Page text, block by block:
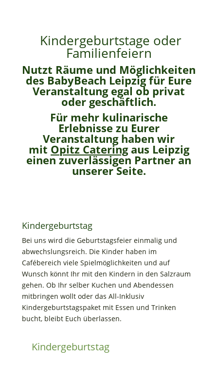
Kindergeburtstage oder
Familienfeiern
Nutzt Räume und Möglichkeiten
des BabyBeach Leipzig für Eure
Veranstaltung egal ob privat
oder geschäftlich.
Für mehr kulinarische
Erlebnisse zu Eurer
Veranstaltung haben wir
mit Opitz Catering aus Leipzig
einen zuverlässigen Partner an
unserer Seite.
Kindergeburtstag
Bei uns wird die Geburtstagsfeier einmalig und
abwechslungsreich. Die Kinder haben im
Cafébereich viele Spielmöglichkeiten und auf
Wunsch könnt Ihr mit den Kindern in den Salzraum
gehen. Ob Ihr selber Kuchen und Abendessen
mitbringen wollt oder das All-Inklusiv
Kindergeburtstagspaket mit Essen und Trinken
bucht, bleibt Euch überlassen.
Kindergeburtstag